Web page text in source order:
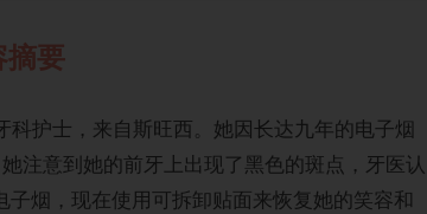
摘要
科护士，来自斯旺西。她因长达九年的电子烟
注意到她的前牙上出现了黑色的斑点，牙医认
烟，现在使用可拆卸贴面来恢复她的笑容和